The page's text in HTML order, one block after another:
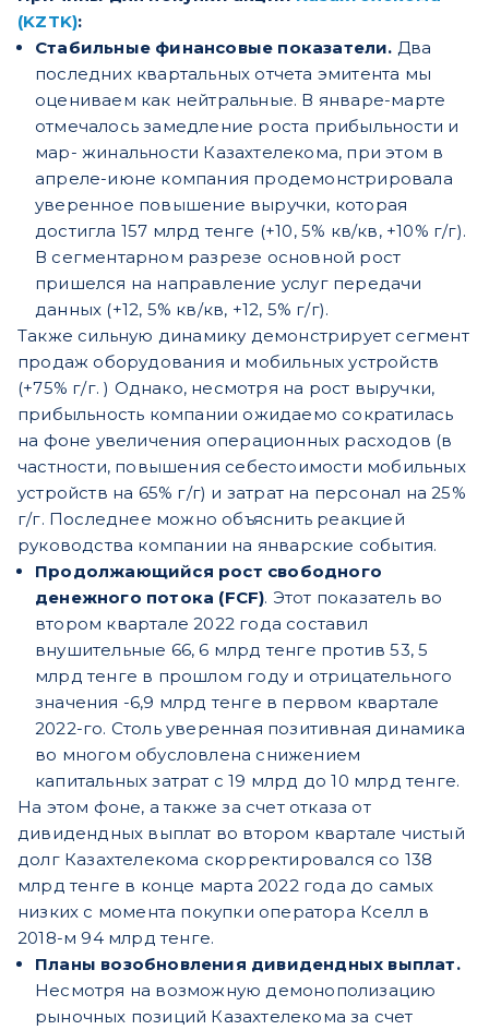
(KZTK):
Стабильные финансовые показатели. Два
последних квартальных отчета эмитента мы
оцениваем как нейтральные. В январе-марте
отмечалось замедление роста прибыльности и
мар- жинальности Казахтелекома, при этом в
апреле-июне компания продемонстрировала
уверенное повышение выручки, которая
достигла 157 млрд тенге (+10, 5% кв/кв, +10% г/г).
В сегментарном разрезе основной рост
пришелся на направление услуг передачи
данных (+12, 5% кв/кв, +12, 5% г/г).
Также сильную динамику демонстрирует сегмент
продаж оборудования и мобильных устройств
(+75% г/г. ) Однако, несмотря на рост выручки,
прибыльность компании ожидаемо сократилась
на фоне увеличения операционных расходов (в
частности, повышения себестоимости мобильных
устройств на 65% г/г) и затрат на персонал на 25%
г/г. Последнее можно объяснить реакцией
руководства компании на январские события.
Продолжающийся рост свободного
денежного потока (FCF). Этот показатель во
втором квартале 2022 года составил
внушительные 66, 6 млрд тенге против 53, 5
млрд тенге в прошлом году и отрицательного
значения -6,9 млрд тенге в первом квартале
2022-го. Столь уверенная позитивная динамика
во многом обусловлена снижением
капитальных затрат с 19 млрд до 10 млрд тенге.
На этом фоне, а также за счет отказа от
дивидендных выплат во втором квартале чистый
долг Казахтелекома скорректировался со 138
млрд тенге в конце марта 2022 года до самых
низких с момента покупки оператора Кселл в
2018-м 94 млрд тенге.
Планы возобновления дивидендных выплат.
Несмотря на возможную демонополизацию
рыночных позиций Казахтелекома за счет